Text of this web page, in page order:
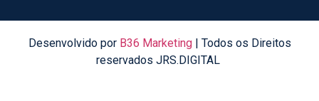
Desenvolvido por B36 Marketing| Todos os Direitos
reservados JRS.DIGITAL